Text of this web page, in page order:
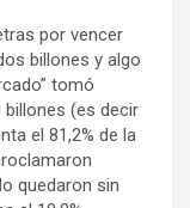
por vencer
billones y algo
tomó
(es decir
el 81,2% de la
quedaron sin